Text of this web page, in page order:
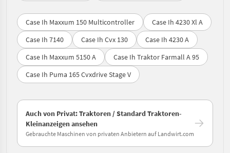
Case Ih Maxxum 150 Multicontroller
Case Ih 4230 Xl A
Case Ih 7140
Case Ih Cvx 130
Case Ih 4230 A
Case Ih Maxxum 5150 A
Case Ih Traktor Farmall A 95
Case Ih Puma 165 Cvxdrive Stage V
Auch von Privat: Traktoren / Standard Traktoren-
Kleinanzeigen ansehen
Gebrauchte Maschinen von privaten Anbietern auf Landwirt.com